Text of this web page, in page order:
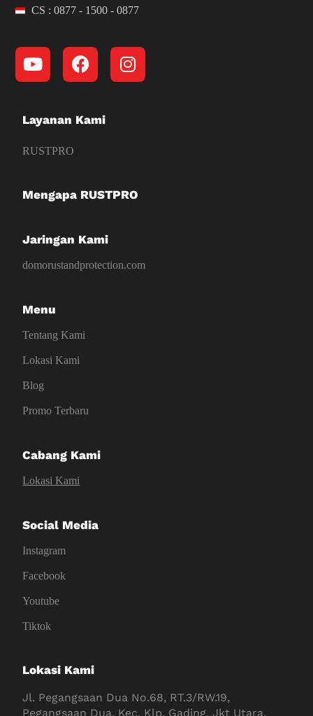
CS : 0877 - 1500 - 0877
Layanan Kami
RUSTPRO
Mengapa RUSTPRO
Jaringan Kami
domorustandprotection.com
Menu
Tentang Kami
Lokasi Kami
Blog
Promo Terbaru
Cabang Kami
Lokasi Kami
Social Media
Instagram
Facebook
Youtube
Tiktok
Lokasi Kami
Jl. Pegangsaan Dua No.68, RT.3/RW.19,
Pegangsaan Dua, Kec. Klp. Gading, Jkt Utara,